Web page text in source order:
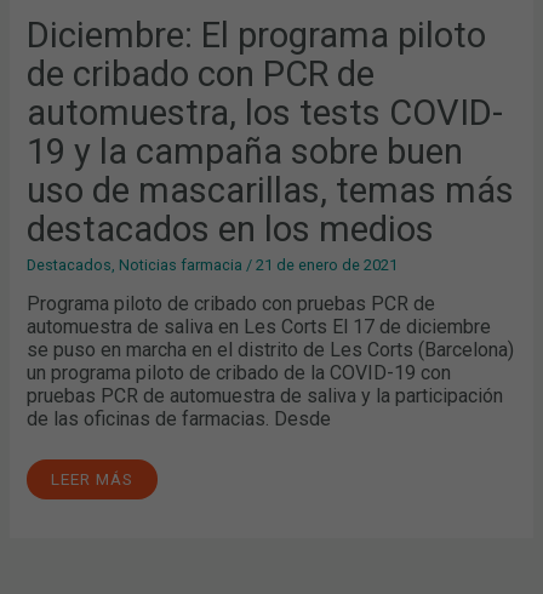
Diciembre: El programa piloto
de cribado con PCR de
automuestra, los tests COVID-
19 y la campaña sobre buen
uso de mascarillas, temas más
destacados en los medios
Destacados, Noticias farmacia /21 de enero de 2021
Programa piloto de cribado con pruebas PCR de
automuestra de saliva en Les Corts El 17 de diciembre
se puso en marcha en el distrito de Les Corts (Barcelona)
un programa piloto de cribado de la COVID-19 con
pruebas PCR de automuestra de saliva y la participación
de las oficinas de farmacias. Desde
DE
AUTOMUESTRA,
LOS
TESTS
COVID-
19
Y
LA
CAMPAÑA
SOBRE
BUEN
USO
DE
MASCARILLAS,
TEMAS
MÁS
DESTACADOS
LOS
MEDIOS
LEER MÁS